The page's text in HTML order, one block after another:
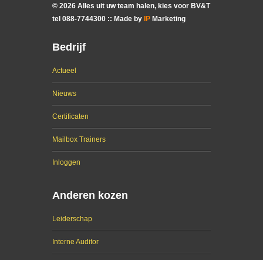
© 2026 Alles uit uw team halen, kies voor BV&T
tel 088-7744300 :: Made by IP Marketing
Bedrijf
Actueel
Nieuws
Certificaten
Mailbox Trainers
Inloggen
Anderen kozen
Leiderschap
Interne Auditor